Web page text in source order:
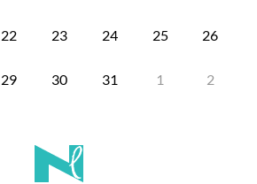
22 23 24 25 26
29 30 31 1 2